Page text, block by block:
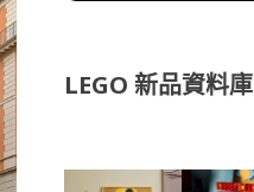
LEGO 新品資料庫